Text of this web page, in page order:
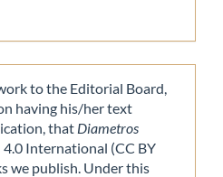
to the Editorial Board,
having his/her text
that Diametros
International (CC BY
we publish. Under this